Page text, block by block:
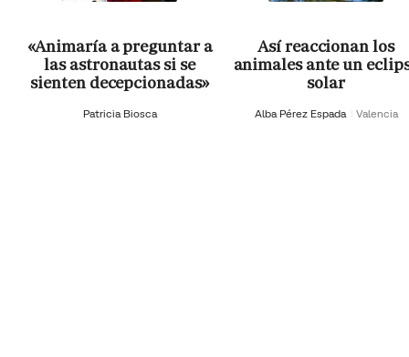
«Animaría a preguntar a
las astronautas si se
sienten decepcionadas»
Patricia Biosca
Así reaccionan los
animales ante un
solar
Alba Pérez Espada Valencia